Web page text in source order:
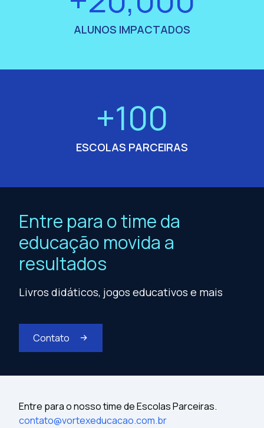
ALUNOS IMPACTADOS
+100
ESCOLAS PARCEIRAS
Entre para o time da
educação movida a
resultados
Livros didáticos, jogos educativos e mais
Contato
Entre para o nosso time de Escolas Parceiras.
contato@vortexeducacao.com.br